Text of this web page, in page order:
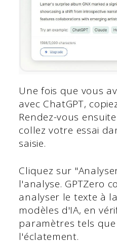
Une fois que vous
avec ChatGPT,
Rendez-vous
collez votre essai
saisie.
Cliquez sur
l'analyse. GPTZero
analyser le texte à
modèles d'IA, en
paramètres tels
l'éclatement.